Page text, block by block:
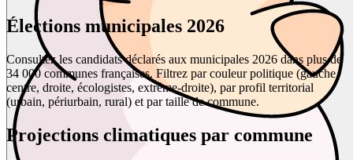
Élections municipales 2026
Consultez les candidats déclarés aux municipales 2026 dans plus de
34 000 communes françaises. Filtrez par couleur politique (gauche,
centre, droite, écologistes, extrême-droite), par profil territorial
(urbain, périurbain, rural) et par taille de commune.
Projections climatiques par commune